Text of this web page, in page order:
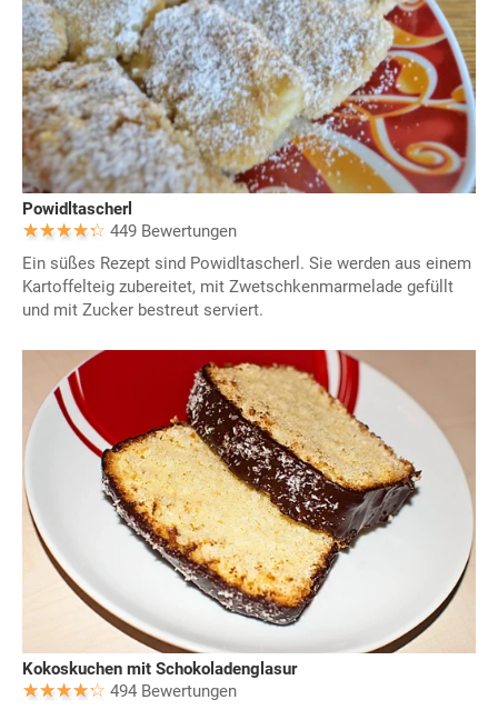
Powidltascherl
449 Bewertungen
Ein süßes Rezept sind Powidltascherl. Sie werden aus einem
Kartoffelteig zubereitet, mit Zwetschkenmarmelade gefüllt
und mit Zucker bestreut serviert.
Kokoskuchen mit Schokoladenglasur
494 Bewertungen